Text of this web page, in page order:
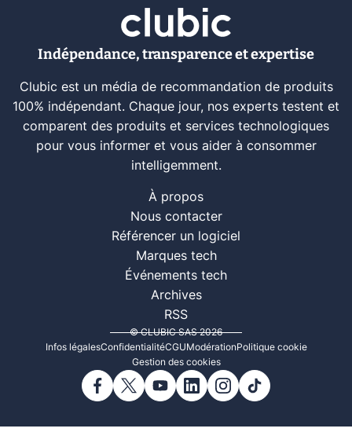
Indépendance, transparence et expertise
Clubic est un média de recommandation de produits
100% indépendant. Chaque jour, nos experts testent et
comparent des produits et services technologiques
pour vous informer et vous aider à consommer
intelligemment.
À propos
Nous contacter
Référencer un logiciel
Marques tech
Événements tech
Archives
RSS
© CLUBIC SAS 2026
Infos légalesConfidentialitéCGUModérationPolitique cookie
Gestion des cookies